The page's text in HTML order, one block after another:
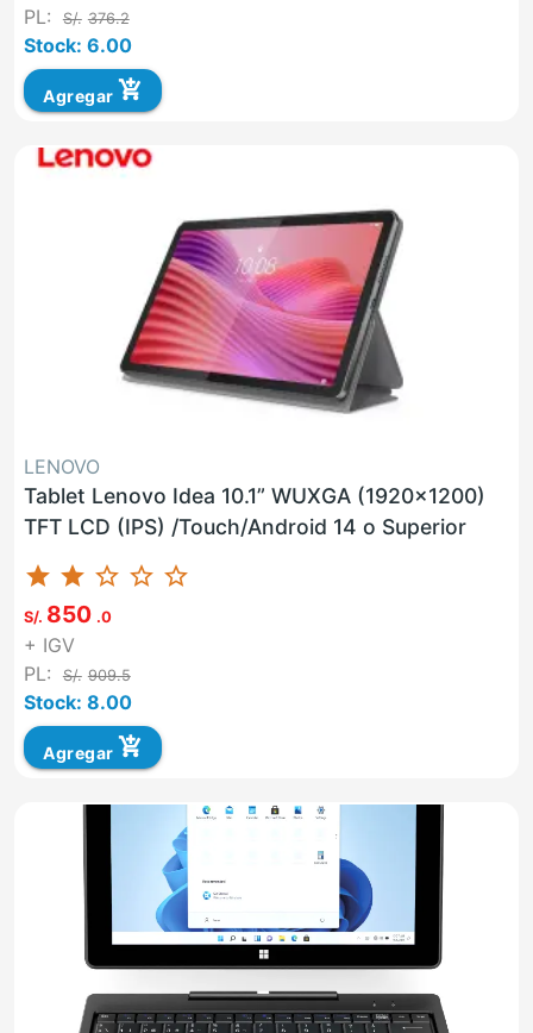
PL:
S/. 376.2
Stock: 6.00
Agregar add_shopping_cart
LENOVO
Tablet Lenovo Idea 10.1” WUXGA (1920x1200)
TFT LCD (IPS) /Touch/Android 14 o Superior
star star star_border star_border star_border
S/. 850 .0
+ IGV
PL:
S/. 909.5
Stock: 8.00
Agregar add_shopping_cart